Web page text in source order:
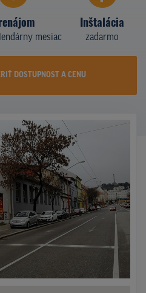
mesiac
Inštalácia
zadarmo
DOSTUPNOST A CENU